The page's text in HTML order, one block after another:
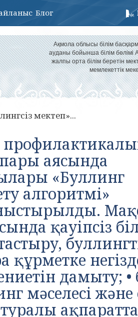
Блог
Ақмола облысы білім
ауданы бойынша білім
жалпы орта білім беретін
мемлекеттік
мектеп»...
аясында
«Буллинг
алгоритмі»
қауіпсіз
құрметке
дамыту; •
мәселесі